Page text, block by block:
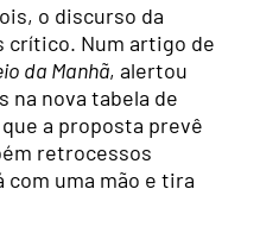
o discurso da
crítico. Num artigo de
da Manhã, alertou
na nova tabela de
a proposta prevê
retrocessos
com uma mão e tira